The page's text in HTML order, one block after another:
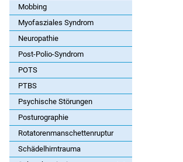
Mobbing
Myofasziales Syndrom
Neuropathie
Post-Polio-Syndrom
POTS
PTBS
Psychische Störungen
Posturographie
Rotatorenmanschettenruptur
Schädelhirntrauma